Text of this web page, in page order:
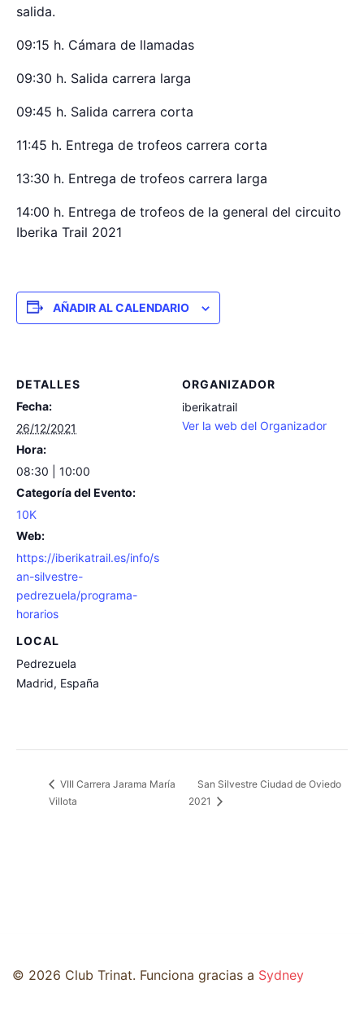
salida.
09:15 h. Cámara de llamadas
09:30 h. Salida carrera larga
09:45 h. Salida carrera corta
11:45 h. Entrega de trofeos carrera corta
13:30 h. Entrega de trofeos carrera larga
14:00 h. Entrega de trofeos de la general del circuito
Iberika Trail 2021
AÑADIR AL CALENDARIO
DETALLES
Fecha:
26/12/2021
Hora:
08:30 | 10:00
Categoría del Evento:
10K
Web:
https://iberikatrail.es/info/s
an-silvestre-
pedrezuela/programa-
horarios
LOCAL
Pedrezuela
Madrid, España
ORGANIZADOR
iberikatrail
Ver la web del Organizador
VIII Carrera Jarama María
Villota
San Silvestre Ciudad de Oviedo
2021
© 2026 Club Trinat. Funciona gracias a Sydney